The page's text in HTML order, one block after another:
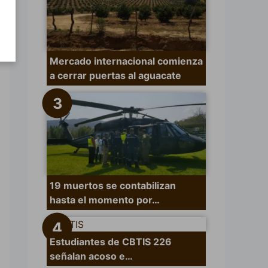
Mercado internacional comienza
a cerrar puertas al aguacate
19 muertos se contabilizan
hasta el momento por…
Estudiantes de CBTIS 226
señalan acoso e…